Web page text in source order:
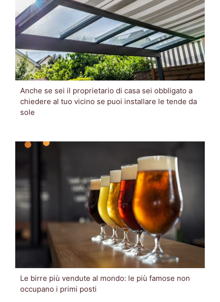
Anche se sei il proprietario di casa sei obbligato a
chiedere al tuo vicino se puoi installare le tende da
sole
Le birre più vendute al mondo: le più famose non
occupano i primi posti